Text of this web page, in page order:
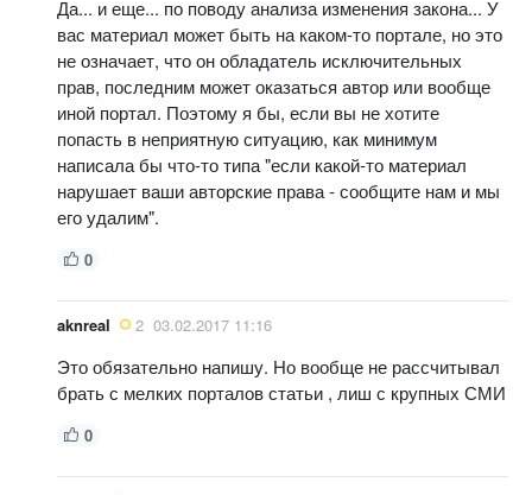
Да... и еще... по поводу анализа изменения закона... У
вас материал может быть на каком-то портале, но это
не означает, что он обладатель исключительных
прав, последним может оказаться автор или вообще
иной портал. Поэтому я бы, если вы не хотите
попасть в неприятную ситуацию, как минимум
написала бы что-то типа "если какой-то материал
нарушает ваши авторские права - сообщите нам и мы
его удалим".
0
aknreal 2 03.02.2017 11:16
Это обязательно напишу. Но вообще не рассчитывал
брать с мелких порталов статьи , лиш с крупных СМИ
0